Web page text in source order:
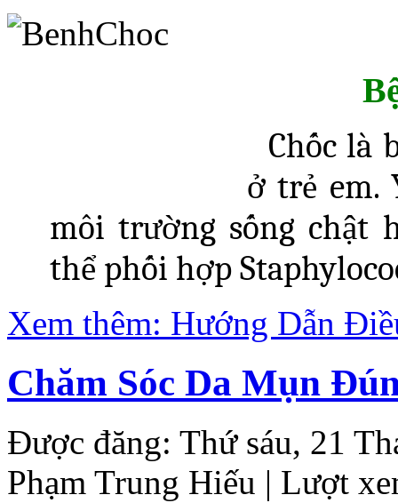
Chốc là
ở trẻ em.
môi trường sống chật
thể phối hợp
Xem thêm: Hướng Dẫn
Chăm Sóc Da Mụn
Được đăng: Thứ sáu, 21
Phạm Trung Hiếu | Lượt